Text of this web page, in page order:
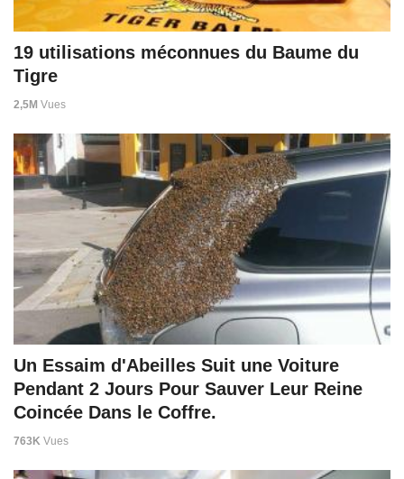
19 utilisations méconnues du Baume du
Tigre
2,5M Vues
Un Essaim d'Abeilles Suit une Voiture
Pendant 2 Jours Pour Sauver Leur Reine
Coincée Dans le Coffre.
763K Vues